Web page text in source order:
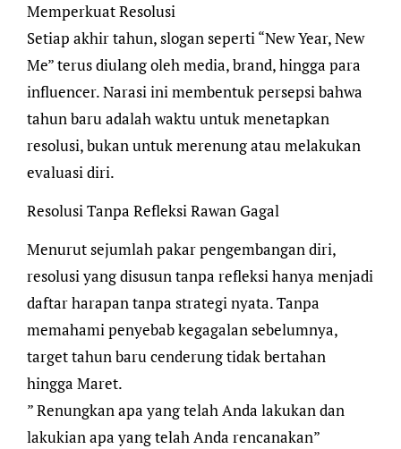
Memperkuat Resolusi
Setiap akhir tahun, slogan seperti “New Year, New
Me” terus diulang oleh media, brand, hingga para
influencer. Narasi ini membentuk persepsi bahwa
tahun baru adalah waktu untuk menetapkan
resolusi, bukan untuk merenung atau melakukan
evaluasi diri.
Resolusi Tanpa Refleksi Rawan Gagal
Menurut sejumlah pakar pengembangan diri,
resolusi yang disusun tanpa refleksi hanya menjadi
daftar harapan tanpa strategi nyata. Tanpa
memahami penyebab kegagalan sebelumnya,
target tahun baru cenderung tidak bertahan
hingga Maret.
” Renungkan apa yang telah Anda lakukan dan
lakukian apa yang telah Anda rencanakan”